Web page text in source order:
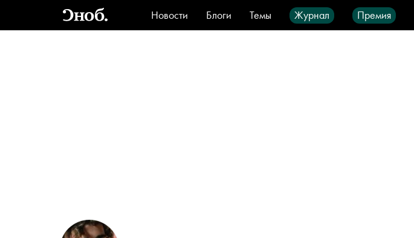
Новости Блоги Темы Журнал Премия
Стиль
Видео Город IT-продукты